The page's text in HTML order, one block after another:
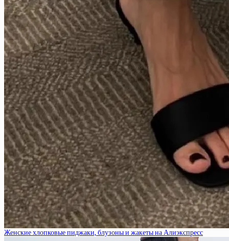
Женские хлопковые пиджаки, блузоны и жакеты на Алиэкспресс